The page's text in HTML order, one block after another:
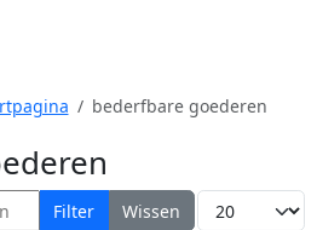
bederfbare goederen
Filter Wissen Toon #